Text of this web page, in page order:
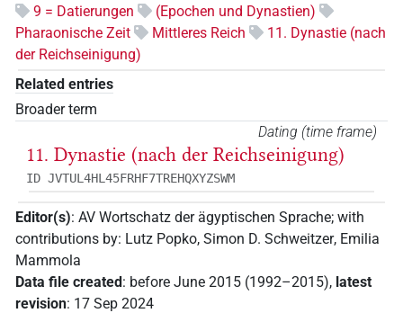
9 = Datierungen
(Epochen und Dynastien)
Pharaonische Zeit
Mittleres Reich
11. Dynastie (nach
der Reichseinigung)
Related entries
Broader term
Dating (time frame)
11. Dynastie (nach der Reichseinigung)
ID JVTUL4HL45FRHF7TREHQXYZSWM
Editor(s): AV Wortschatz der ägyptischen Sprache; with
contributions by: Lutz Popko, Simon D. Schweitzer, Emilia
Mammola
Data file created: before June 2015 (1992–2015), latest
revision: 17 Sep 2024